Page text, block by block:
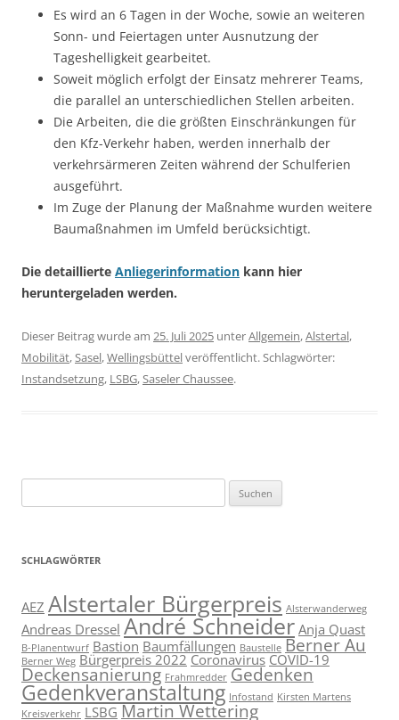
Es wird an 6 Tagen in der Woche, sowie an weiteren
Sonn- und Feiertagen unter Ausnutzung der
Tageshelligkeit gearbeitet.
Soweit möglich erfolgt der Einsatz mehrerer Teams,
die parallel an unterschiedlichen Stellen arbeiten.
Die Arbeiten, die die größten Einschränkungen für
den Kfz-Verkehr haben, werden innerhalb der
verkehrsärmeren Zeiten während der Schulferien
ausgeführt.
Im Zuge der Planung der Maßnahme wurden weitere
Baumaßnahmen im Umfeld berücksichtigt.
Die detaillierte Anliegerinformation kann hier
heruntergeladen werden.
Dieser Beitrag wurde am 25. Juli 2025 unterAllgemein,Alstertal,
Mobilität,Sasel,Wellingsbüttelveröffentlicht. Schlagwörter:
Instandsetzung, LSBG,Saseler Chaussee.
nach:
SCHLAGWÖRTER
AEZ Alstertaler Bürgerpreis Alsterwanderweg
Andreas Dressel André SchneiderAnja Quast
B-Planentwurf Bastion Baumfällungen Baustelle Berner Au
Berner Weg Bürgerpreis 2022CoronavirusCOVID-19
Deckensanierung Frahmredder Gedenken
Gedenkveranstaltung Infostand Kirsten Martens
Kreisverkehr LSBG Martin Wettering